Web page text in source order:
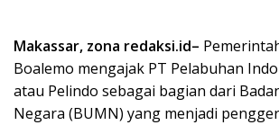
Makassar, zona redaksi.id–
Boalemo mengajak PT Pelabuhan
atau Pelindo sebagai bagian dari
Negara (BUMN) yang menjadi